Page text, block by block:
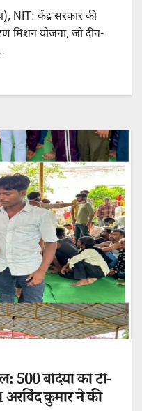
NIT: केंद्र सरकार की
मिशन योजना, जो दीन-
500 बंदियों को टी-
अरविंद कुमार ने की